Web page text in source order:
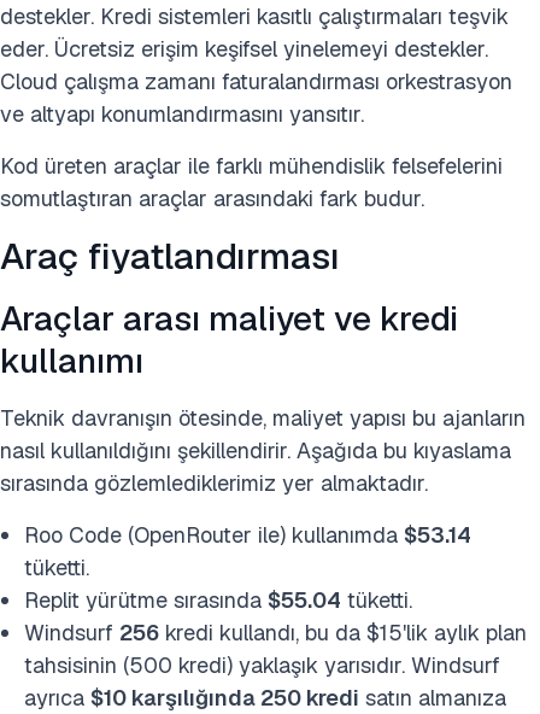
destekler. Kredi sistemleri kasıtlı çalıştırmaları teşvik
eder. Ücretsiz erişim keşifsel yinelemeyi destekler.
Cloud çalışma zamanı faturalandırması orkestrasyon
ve altyapı konumlandırmasını yansıtır.
Kod üreten araçlar ile farklı mühendislik felsefelerini
somutlaştıran araçlar arasındaki fark budur.
Araç fiyatlandırması
Araçlar arası maliyet ve kredi
kullanımı
Teknik davranışın ötesinde, maliyet yapısı bu ajanların
nasıl kullanıldığını şekillendirir. Aşağıda bu kıyaslama
sırasında gözlemlediklerimiz yer almaktadır.
Roo Code (OpenRouter ile) kullanımda $53.14
tüketti.
Replit yürütme sırasında $55.04 tüketti.
Windsurf 256 kredi kullandı, bu da $15'lik aylık plan
tahsisinin (500 kredi) yaklaşık yarısıdır. Windsurf
ayrıca $10 karşılığında 250 kredi satın almanıza